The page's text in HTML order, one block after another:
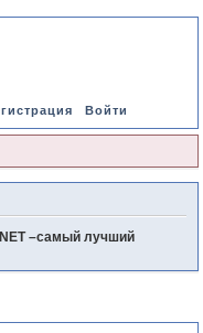
Войти
–самый лучший